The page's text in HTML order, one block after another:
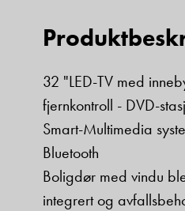
32 "LED-TV med
fjernkontroll - DVD-
Smart-Multimedia
Bluetooth
Boligdør med vindu
integrert og